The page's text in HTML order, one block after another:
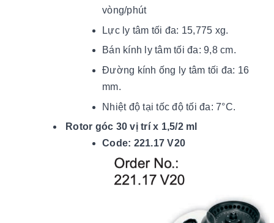
vòng/phút
Lực ly tâm tối đa: 15,775 xg.
Bán kính ly tâm tối đa: 9,8 cm.
Đường kính ống ly tâm tối đa: 16
mm.
Nhiệt độ tại tốc độ tối đa: 7°C.
Rotor góc 30 vị trí x 1,5/2 ml
Code: 221.17 V20